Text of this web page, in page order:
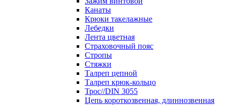
Канаты
Крюки такелажные
Лебедки
Лента цветная
Страховочный пояс
Стропы
Стяжки
Талреп цепной
Талреп крюк-кольцо
Трос//DIN 3055
Цепь короткозвенная, длиннозвенная